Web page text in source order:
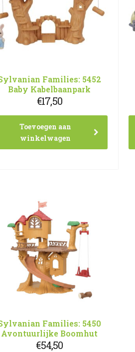
Families: 5452
Baby Kabelbaanpark
€17,50
Toevoegen aan
winkelwagen
Families: 5450
Avontuurlijke Boomhut
€54,50